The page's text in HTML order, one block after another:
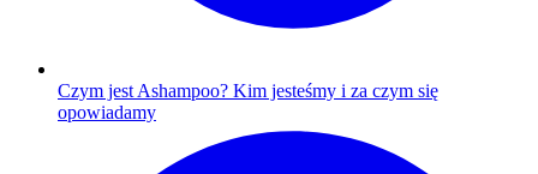
Czym jest Ashampoo? Kim jesteśmy i za czym się
opowiadamy